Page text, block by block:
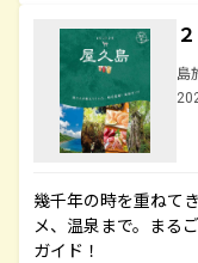
島
幾千年の時を重ねて
メ、温泉まで。まる
ガイド！